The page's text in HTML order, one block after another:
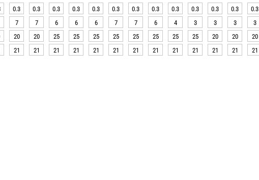
0.3 0.3 0.3 0.3 0.3 0.3 0.3 0.3 0.3 0.3 0.3 0.3 0.3
7 7 6 6 6 7 7 6 4 3 3 3 3
20 20 25 25 25 25 25 25 25 25 20 20 20
21 21 21 21 21 21 21 21 21 21 21 21 21